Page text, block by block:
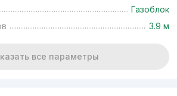
Газоблок
3.9 м
все параметры